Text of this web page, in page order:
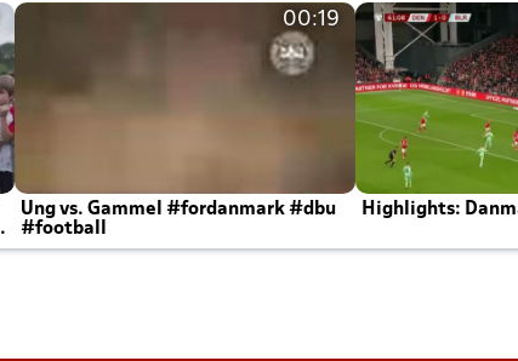
00:19
Ung vs. Gammel #fordanmark #dbu
#football
Highlights: